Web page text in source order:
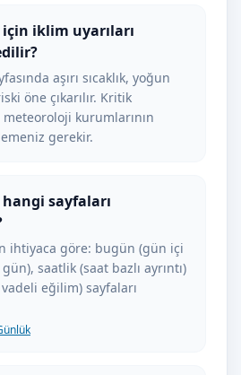
için iklim uyarıları
aşırı sıcaklık, yoğun
öne çıkarılır. Kritik
kurumlarının
gerekir.
hangi sayfaları
ihtiyaca göre: bugün (gün içi
saatlik (saat bazlı ayrıntı)
eğilim) sayfaları